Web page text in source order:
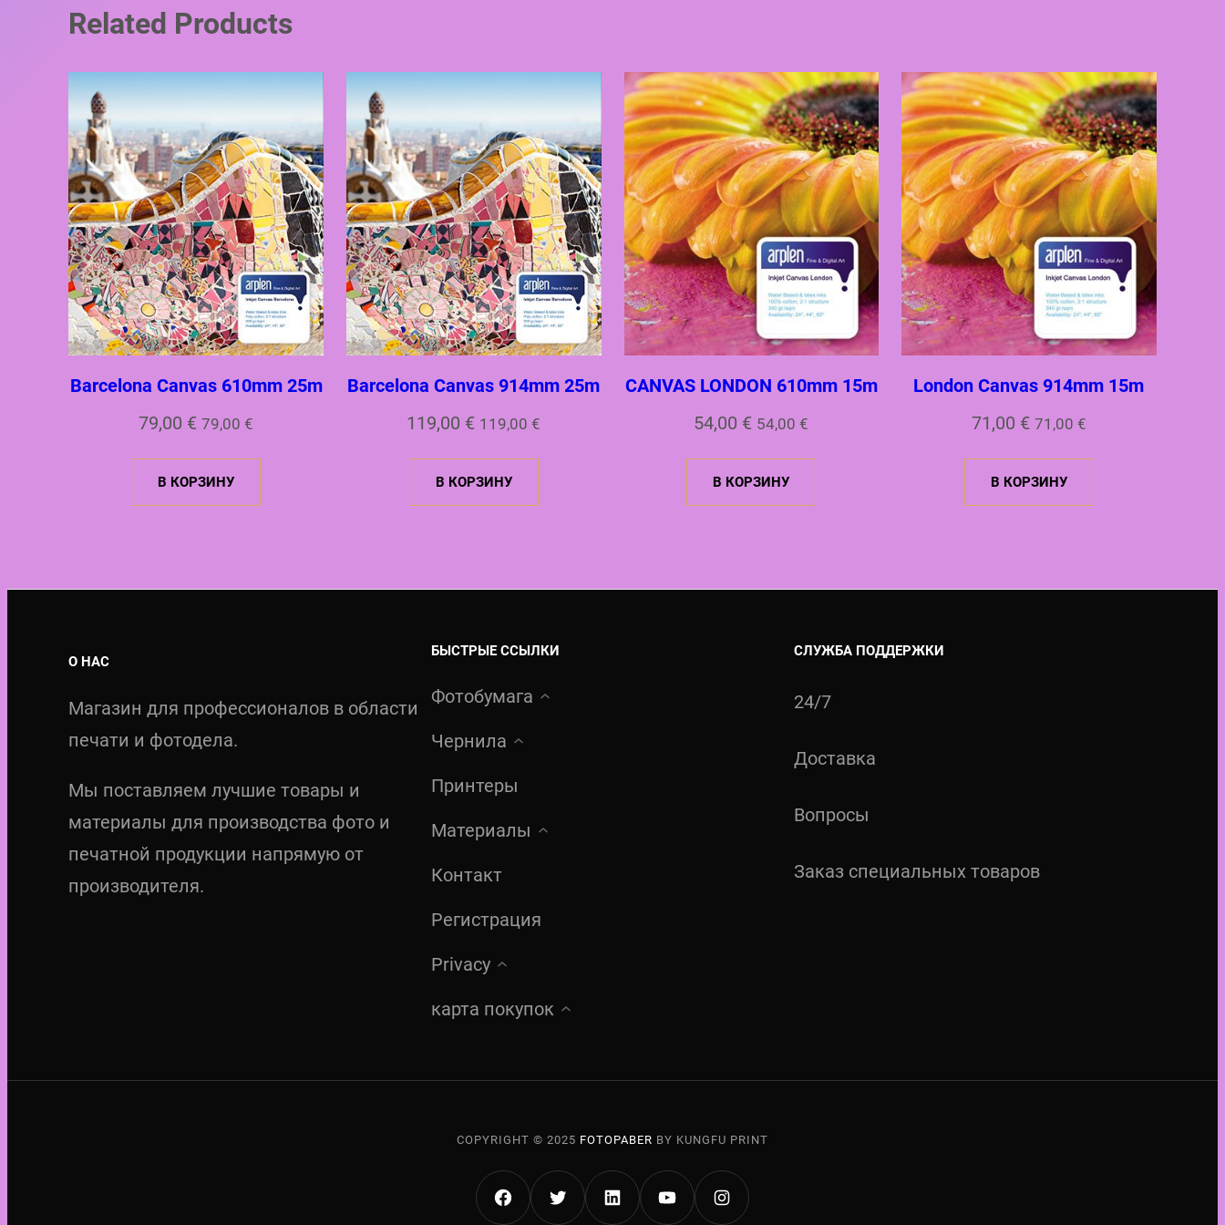
Related Products
Barcelona Canvas 610mm 25m
79,00 € 79,00€
В КОРЗИНУ
Barcelona Canvas 914mm 25m
119,00 € 119,00€
В КОРЗИНУ
CANVAS LONDON 610mm 15m
54,00 € 54,00€
В КОРЗИНУ
London Canvas 914mm 15m
71,00 € 71,00 €
В КОРЗИНУ
О НАС
Магазин для профессионалов в области
печати и фотодела.
Мы поставляем лучшие товары и
материалы для производства фото и
печатной продукции напрямую от
производителя.
БЫСТРЫЕ ССЫЛКИ
Фотобумага
Чернила
Принтеры
Материалы
Контакт
Регистрация
Privacy
карта покупок
СЛУЖБА ПОДДЕРЖКИ
24/7
Доставка
Вопросы
Заказ специальных товаров
COPYRIGHT © 2025 FOTOPABER BY KUNGFU PRINT
FACEBOOK
TWITTERLINKEDINYOUTUBEINSTAGRAM